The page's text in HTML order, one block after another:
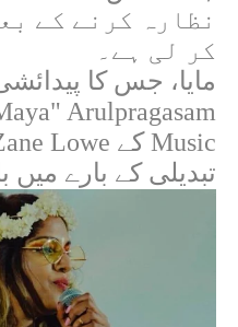
نظارہ کرنے کے
کر لی ہے۔
مایا، جس کا
Arulpragasam
Musicکے Lowe
تبدیلی کے بارے